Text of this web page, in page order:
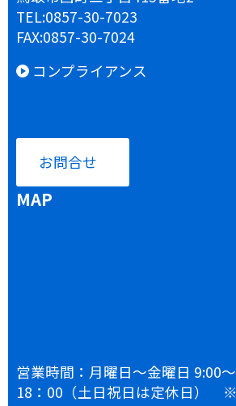
TEL:0857-30-7023
FAX:0857-30-7024
コンプライアンス
お問合せ
MAP
営業時間：月曜日～金曜日 9:00～
18：00（土日祝日は定休日） ※